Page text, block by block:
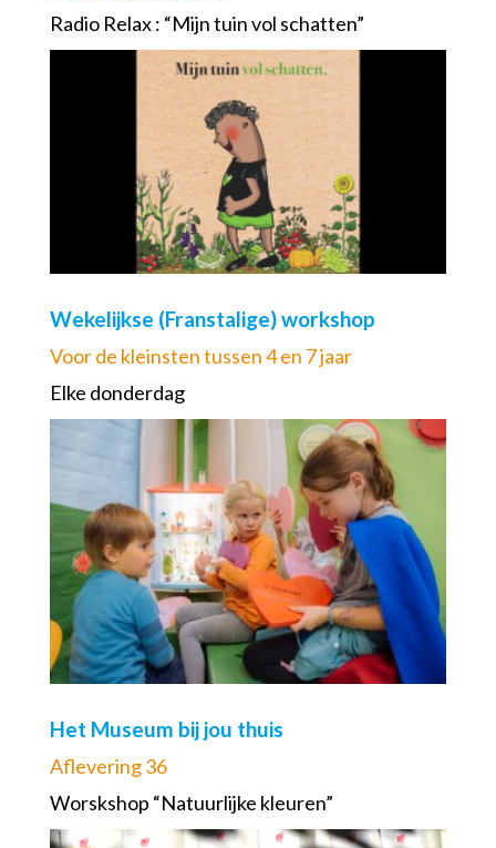
Radio Relax : “Mijn tuin vol schatten”
Wekelijkse (Franstalige) workshop
Voor de kleinsten tussen 4 en 7 jaar
Elke donderdag
Het Museum bij jou thuis
Aflevering 36
Worskshop “Natuurlijke kleuren”